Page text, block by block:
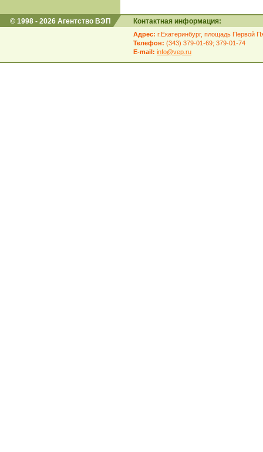
© 1998 - 2026 Агентство ВЭП Контактная информация:
Адрес: г.Екатеринбург, площадь Первой
Телефон: (343) 379-01-69; 379-01-74
E-mail: info@vep.ru